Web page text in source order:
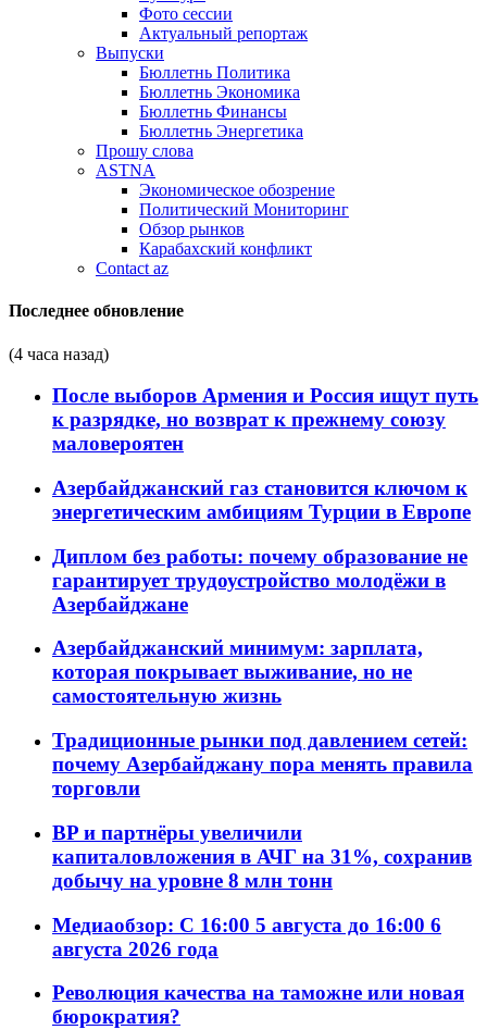
Фото сессии
Актуальный репортаж
Выпуски
Бюллетнь Политика
Бюллетнь Экономика
Бюллетнь Финансы
Бюллетнь Энергетика
Прошу слова
ASTNA
Экономическое обозрение
Политический Мониторинг
Обзор рынков
Карабахский конфликт
Contact az
Последнее обновление
(4 часа назад)
После выборов Армения и Россия ищут путь
к разрядке, но возврат к прежнему союзу
маловероятен
Азербайджанский газ становится ключом к
энергетическим амбициям Турции в Европе
Диплом без работы: почему образование не
гарантирует трудоустройство молодёжи в
Азербайджане
Азербайджанский минимум: зарплата,
которая покрывает выживание, но не
самостоятельную жизнь
Традиционные рынки под давлением сетей:
почему Азербайджану пора менять правила
торговли
BP и партнёры увеличили
капиталовложения в АЧГ на 31%, сохранив
добычу на уровне 8 млн тонн
Медиаобзор: С 16:00 5 августа до 16:00 6
августа 2026 года
Революция качества на таможне или новая
бюрократия?